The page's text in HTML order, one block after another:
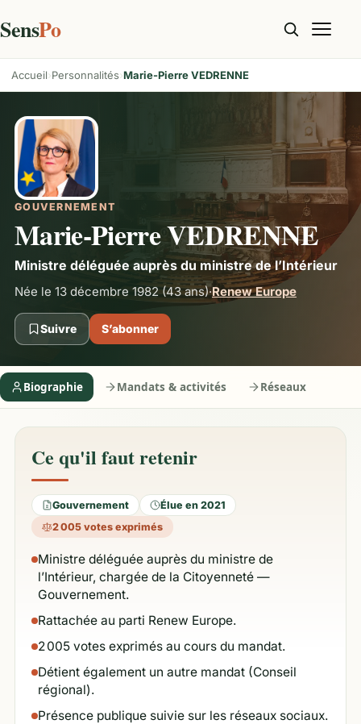
SensPo
Accueil Personnalités Marie-Pierre VEDRENNE
GOUVERNEMENT
Marie-Pierre VEDRENNE
Ministre déléguée auprès du ministre de l’Intérieur
Née le 13 décembre 1982 (43 ans)·Renew Europe
Suivre S’abonner
Biographie Mandats & activités Réseaux
Ce qu'il faut retenir
Gouvernement
Élue en 2021
2 005 votes exprimés
Ministre déléguée auprès du ministre de
l’Intérieur, chargée de la Citoyenneté —
Gouvernement.
Rattachée au parti Renew Europe.
2 005 votes exprimés au cours du mandat.
Détient également un autre mandat (Conseil
régional).
Présence publique suivie sur les réseaux sociaux.